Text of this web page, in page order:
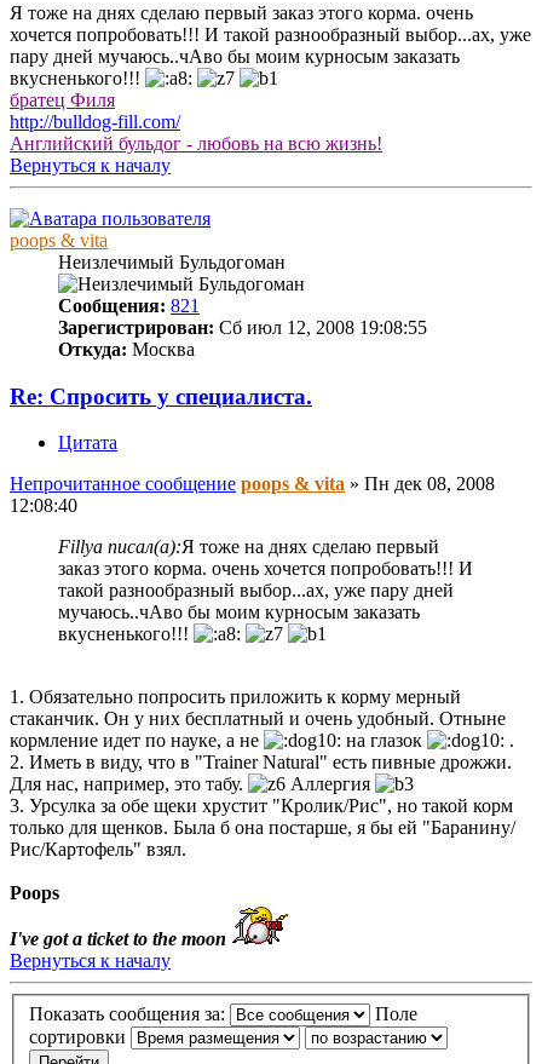
Я тоже на днях сделаю первый заказ этого корма. очень
хочется попробовать!!! И такой разнообразный выбор...ах, уже
пару дней мучаюсь..чАво бы моим курносым заказать
вкусненького!!!
братец Филя
http://bulldog-fill.com/
Английский бульдог - любовь на всю жизнь!
Вернуться к началу
poops & vita
Неизлечимый Бульдогоман
Сообщения: 821
Зарегистрирован: Сб июл 12, 2008 19:08:55
Откуда: Москва
Re: Спросить у специалиста.
Цитата
Непрочитанное сообщение poops & vita » Пн дек 08, 2008
12:08:40
Fillya писал(а):Я тоже на днях сделаю первый
заказ этого корма. очень хочется попробовать!!! И
такой разнообразный выбор...ах, уже пару дней
мучаюсь..чАво бы моим курносым заказать
вкусненького!!!
1. Обязательно попросить приложить к корму мерный
стаканчик. Он у них бесплатный и очень удобный. Отныне
кормление идет по науке, а не
на глазок
.
2. Иметь в виду, что в "Trainer Natural" есть пивные дрожжи.
Для нас, например, это табу.
Аллергия
3. Урсулка за обе щеки хрустит "Кролик/Рис", но такой корм
только для щенков. Была б она постарше, я бы ей "Баранину/
Рис/Картофель" взял.
Poops
I've got a ticket to the moon
Вернуться к началу
Показать сообщения за:
Поле
сортировки